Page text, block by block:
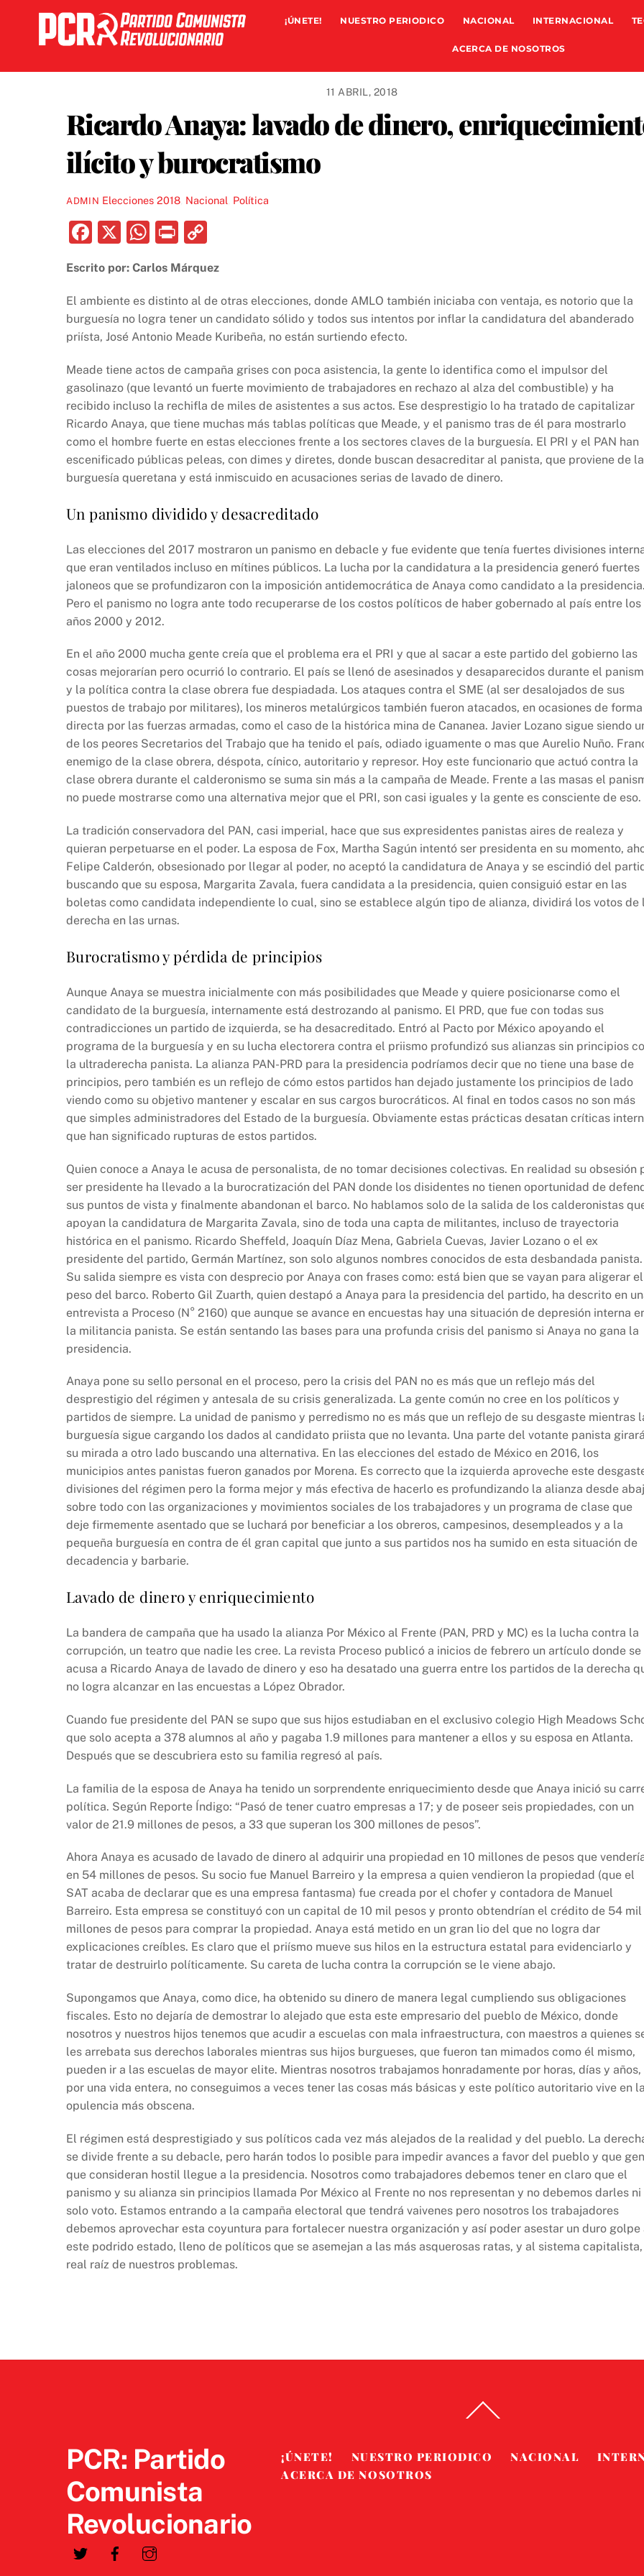
content
¡ÚNETE! NUESTRO PERIODICO NACIONAL INTERNACIONAL
ACERCA DE NOSOTROS
11 ABRIL, 2018
Ricardo Anaya: lavado de dinero,
ilícito y burocratismo
ADMIN Elecciones 2018 Nacional Política
F
c
e
b
o
o
k
X
W
at
s
A
p
p
P
nt p
y
Li
n
k
Escrito por: Carlos Márquez
El ambiente es distinto al de otras elecciones, donde AMLO también iniciaba con ventaja, es notorio que la
burguesía no logra tener un candidato sólido y todos sus intentos por inflar la candidatura del abanderado
priísta, José Antonio Meade Kuribeña, no están surtiendo efecto.
Meade tiene actos de campaña grises con poca asistencia, la gente lo identifica como el impulsor del
gasolinazo (que levantó un fuerte movimiento de trabajadores en rechazo al alza del combustible) y ha
recibido incluso la rechifla de miles de asistentes a sus actos. Ese desprestigio lo ha tratado de capitalizar
Ricardo Anaya, que tiene muchas más tablas políticas que Meade, y el panismo tras de él para mostrarlo
como el hombre fuerte en estas elecciones frente a los sectores claves de la burguesía. El PRI y el PAN han
escenificado públicas peleas, con dimes y diretes, donde buscan desacreditar al panista, que proviene de la
burguesía queretana y está inmiscuido en acusaciones serias de lavado de dinero.
Un panismo dividido y desacreditado
Las elecciones del 2017 mostraron un panismo en debacle y fue evidente que tenía fuertes divisiones
que eran ventilados incluso en mítines públicos. La lucha por la candidatura a la presidencia generó fuertes
jaloneos que se profundizaron con la imposición antidemocrática de Anaya como candidato a la presidencia.
Pero el panismo no logra ante todo recuperarse de los costos políticos de haber gobernado al país entre los
años 2000 y 2012.
En el año 2000 mucha gente creía que el problema era el PRI y que al sacar a este partido del gobierno las
cosas mejorarían pero ocurrió lo contrario. El país se llenó de asesinados y desaparecidos durante el
y la política contra la clase obrera fue despiadada. Los ataques contra el SME (al ser desalojados de sus
puestos de trabajo por militares), los mineros metalúrgicos también fueron atacados, en ocasiones de forma
directa por las fuerzas armadas, como el caso de la histórica mina de Cananea. Javier Lozano sigue siendo
de los peores Secretarios del Trabajo que ha tenido el país, odiado iguamente o mas que Aurelio Nuño.
enemigo de la clase obrera, déspota, cínico, autoritario y represor. Hoy este funcionario que actuó contra la
clase obrera durante el calderonismo se suma sin más a la campaña de Meade. Frente a las masas el
no puede mostrarse como una alternativa mejor que el PRI, son casi iguales y la gente es consciente de eso.
La tradición conservadora del PAN, casi imperial, hace que sus expresidentes panistas aires de realeza y
quieran perpetuarse en el poder. La esposa de Fox, Martha Sagún intentó ser presidenta en su momento,
Felipe Calderón, obsesionado por llegar al poder, no aceptó la candidatura de Anaya y se escindió del
buscando que su esposa, Margarita Zavala, fuera candidata a la presidencia, quien consiguió estar en las
boletas como candidata independiente lo cual, sino se establece algún tipo de alianza, dividirá los votos de
derecha en las urnas.
Burocratismo y pérdida de principios
Aunque Anaya se muestra inicialmente con más posibilidades que Meade y quiere posicionarse como el
candidato de la burguesía, internamente está destrozando al panismo. El PRD, que fue con todas sus
contradicciones un partido de izquierda, se ha desacreditado. Entró al Pacto por México apoyando el
programa de la burguesía y en su lucha electorera contra el priismo profundizó sus alianzas sin principios
la ultraderecha panista. La alianza PAN-PRD para la presidencia podríamos decir que no tiene una base de
principios, pero también es un reflejo de cómo estos partidos han dejado justamente los principios de lado
viendo como su objetivo mantener y escalar en sus cargos burocráticos. Al final en todos casos no son más
que simples administradores del Estado de la burguesía. Obviamente estas prácticas desatan críticas
que han significado rupturas de estos partidos.
Quien conoce a Anaya le acusa de personalista, de no tomar decisiones colectivas. En realidad su obsesión
ser presidente ha llevado a la burocratización del PAN donde los disidentes no tienen oportunidad de
sus puntos de vista y finalmente abandonan el barco. No hablamos solo de la salida de los calderonistas
apoyan la candidatura de Margarita Zavala, sino de toda una capta de militantes, incluso de trayectoria
histórica en el panismo. Ricardo Sheffeld, Joaquín Díaz Mena, Gabriela Cuevas, Javier Lozano o el ex
presidente del partido, Germán Martínez, son solo algunos nombres conocidos de esta desbandada panista.
Su salida siempre es vista con desprecio por Anaya con frases como: está bien que se vayan para aligerar el
peso del barco. Roberto Gil Zuarth, quien destapó a Anaya para la presidencia del partido, ha descrito en
entrevista a Proceso (N° 2160) que aunque se avance en encuestas hay una situación de depresión interna
la militancia panista. Se están sentando las bases para una profunda crisis del panismo si Anaya no gana la
presidencia.
Anaya pone su sello personal en el proceso, pero la crisis del PAN no es más que un reflejo más del
desprestigio del régimen y antesala de su crisis generalizada. La gente común no cree en los políticos y
partidos de siempre. La unidad de panismo y perredismo no es más que un reflejo de su desgaste mientras
burguesía sigue cargando los dados al candidato priista que no levanta. Una parte del votante panista girará
su mirada a otro lado buscando una alternativa. En las elecciones del estado de México en 2016, los
municipios antes panistas fueron ganados por Morena. Es correcto que la izquierda aproveche este
divisiones del régimen pero la forma mejor y más efectiva de hacerlo es profundizando la alianza desde
sobre todo con las organizaciones y movimientos sociales de los trabajadores y un programa de clase que
deje firmemente asentado que se luchará por beneficiar a los obreros, campesinos, desempleados y a la
pequeña burguesía en contra de él gran capital que junto a sus partidos nos ha sumido en esta situación de
decadencia y barbarie.
Lavado de dinero y enriquecimiento
La bandera de campaña que ha usado la alianza Por México al Frente (PAN, PRD y MC) es la lucha contra la
corrupción, un teatro que nadie les cree. La revista Proceso publicó a inicios de febrero un artículo donde se
acusa a Ricardo Anaya de lavado de dinero y eso ha desatado una guerra entre los partidos de la derecha
no logra alcanzar en las encuestas a López Obrador.
Cuando fue presidente del PAN se supo que sus hijos estudiaban en el exclusivo colegio High Meadows
que solo acepta a 378 alumnos al año y pagaba 1.9 millones para mantener a ellos y su esposa en Atlanta.
Después que se descubriera esto su familia regresó al país.
La familia de la esposa de Anaya ha tenido un sorprendente enriquecimiento desde que Anaya inició su
política. Según Reporte Índigo: “Pasó de tener cuatro empresas a 17; y de poseer seis propiedades, con un
valor de 21.9 millones de pesos, a 33 que superan los 300 millones de pesos”.
Ahora Anaya es acusado de lavado de dinero al adquirir una propiedad en 10 millones de pesos que
en 54 millones de pesos. Su socio fue Manuel Barreiro y la empresa a quien vendieron la propiedad (que el
SAT acaba de declarar que es una empresa fantasma) fue creada por el chofer y contadora de Manuel
Barreiro. Esta empresa se constituyó con un capital de 10 mil pesos y pronto obtendrían el crédito de 54 mil
millones de pesos para comprar la propiedad. Anaya está metido en un gran lio del que no logra dar
explicaciones creíbles. Es claro que el priísmo mueve sus hilos en la estructura estatal para evidenciarlo y
tratar de destruirlo políticamente. Su careta de lucha contra la corrupción se le viene abajo.
Supongamos que Anaya, como dice, ha obtenido su dinero de manera legal cumpliendo sus obligaciones
fiscales. Esto no dejaría de demostrar lo alejado que esta este empresario del pueblo de México, donde
nosotros y nuestros hijos tenemos que acudir a escuelas con mala infraestructura, con maestros a quienes
les arrebata sus derechos laborales mientras sus hijos burgueses, que fueron tan mimados como él mismo,
pueden ir a las escuelas de mayor elite. Mientras nosotros trabajamos honradamente por horas, días y años,
por una vida entera, no conseguimos a veces tener las cosas más básicas y este político autoritario vive en la
opulencia más obscena.
El régimen está desprestigiado y sus políticos cada vez más alejados de la realidad y del pueblo. La
se divide frente a su debacle, pero harán todos lo posible para impedir avances a favor del pueblo y que
que consideran hostil llegue a la presidencia. Nosotros como trabajadores debemos tener en claro que el
panismo y su alianza sin principios llamada Por México al Frente no nos representan y no debemos darles ni
solo voto. Estamos entrando a la campaña electoral que tendrá vaivenes pero nosotros los trabajadores
debemos aprovechar esta coyuntura para fortalecer nuestra organización y así poder asestar un duro golpe
este podrido estado, lleno de políticos que se asemejan a las más asquerosas ratas, y al sistema capitalista,
real raíz de nuestros problemas.
To
PCR: Partido
Comunista
Revolucionario
¡ÚNETE! NUESTRO PERIODICO NACIONAL
ACERCA DE NOSOTROS